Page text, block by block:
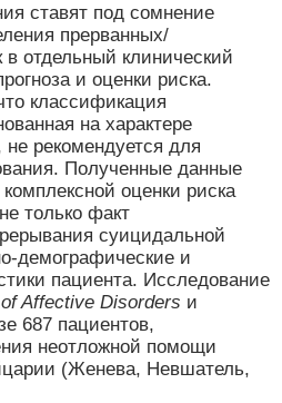
ставят под сомнение
прерванных/
отдельный клинический
и оценки риска.
классификация
на характере
рекомендуется для
Полученные данные
оценки риска
только факт
суицидальной
демографические и
пациента. Исследование
Affective Disorders и
687 пациентов,
неотложной помощи
(Женева, Невшатель,